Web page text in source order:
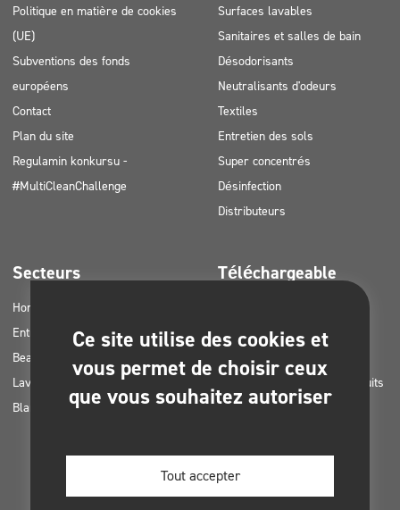
Politique en matière de cookies
(UE)
Subventions des fonds
européens
Contact
Plan du site
Regulamin konkursu -
#MultiCleanChallenge
Surfaces lavables
Sanitaires et salles de bain
Désodorisants
Neutralisants d'odeurs
Textiles
Entretien des sols
Super concentrés
Désinfection
Distributeurs
Secteurs
Horetz
Entreprises de nettoyage
Beauté
Lavages de voitures
Blanchisseries
Téléchargeable
Cartes MSDS
Consignes HACCP
Plans d’application des produits
Clinex
Photos à imprimer
Livres électroniques
Ce site utilise des cookies et
vous permet de choisir ceux
que vous souhaitez autoriser
Tout accepter